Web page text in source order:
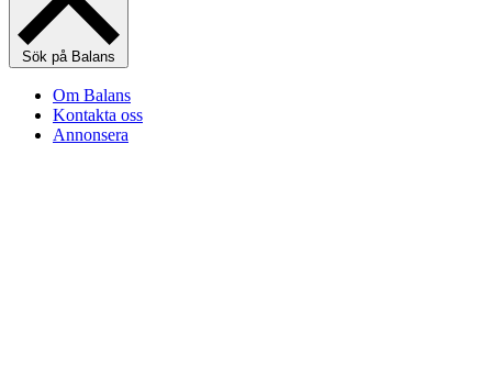
Sök på Balans
Om Balans
Kontakta oss
Annonsera